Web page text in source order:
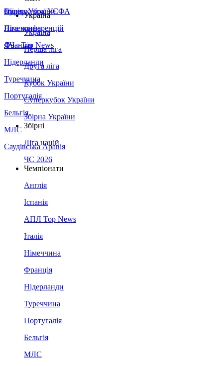
Збірна України
Італія
Німеччина
Франція
Нідерланди
Туреччина
Португалія
Бельгія
МЛС
Саудівська Аравія
Суперкубок УЄФА
Ліга конференцій
ЛЧ - Top News
Україна
Україна
Перша ліга
Друга ліга
Кубок України
Суперкубок України
Збірна України
Збірні
Ліга націй
ЧС 2026
Чемпіонати
Англія
Іспанія
АПЛ Top News
Італія
Німеччина
Франція
Нідерланди
Туреччина
Португалія
Бельгія
МЛС